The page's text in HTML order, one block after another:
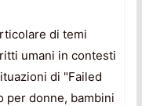
di temi
umani in contesti
di "Failed
per donne, bambini